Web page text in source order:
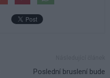
Poslední bruslení bude